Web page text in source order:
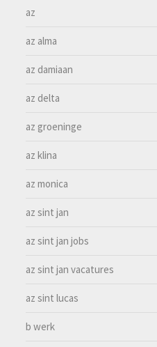
az
az alma
az damiaan
az delta
az groeninge
az klina
az monica
az sint jan
az sint jan jobs
az sint jan vacatures
az sint lucas
b werk